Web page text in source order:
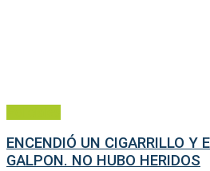
ENCENDIÓ UN CIGARRILLO Y
GALPON. NO HUBO HERIDOS